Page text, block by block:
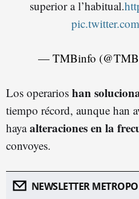
superior a l’habitual.
— TMBinfo
Los operarios han
tiempo récord, aunque han
hayaalteraciones en la
convoyes.
NEWSLETTER